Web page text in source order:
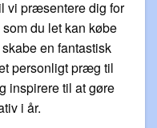
vi præsentere dig for
du let kan købe
en fantastisk
personligt præg til
inspirere til at gøre
i år.